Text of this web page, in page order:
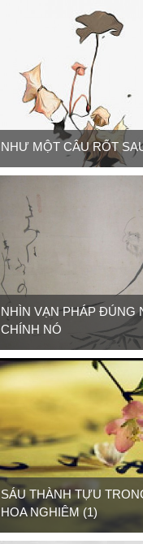
NHƯ MỘT CÂU RỐT
NHÌN VẠN PHÁP ĐÚNG
CHÍNH NÓ
SÁU THÀNH TỰU
HOA NGHIÊM (1)